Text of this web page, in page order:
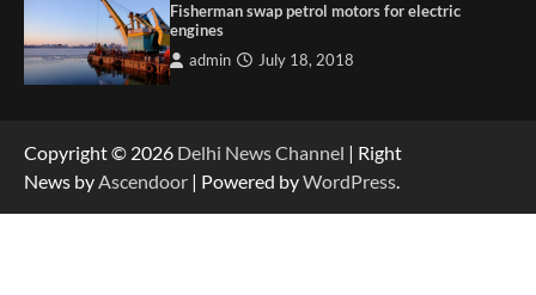
Fisherman swap petrol motors for electric
engines
admin July 18, 2018
Copyright © 2026 Delhi News Channel | Right
News byAscendoor | Powered byWordPress.